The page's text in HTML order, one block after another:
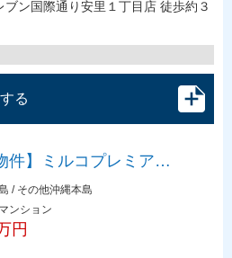
ン国際通り安里１丁目店 徒歩約３
る
件】ミルコプレミア…
/ その他沖縄本島
ンション
円